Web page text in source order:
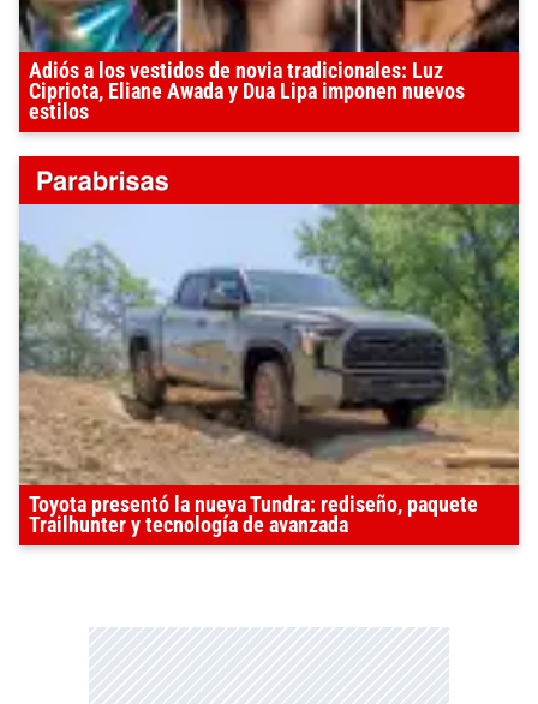
Adiós a los vestidos de novia tradicionales: Luz
Cipriota, Eliane Awada y Dua Lipa imponen nuevos
estilos
Toyota presentó la nueva Tundra: rediseño, paquete
Trailhunter y tecnología de avanzada